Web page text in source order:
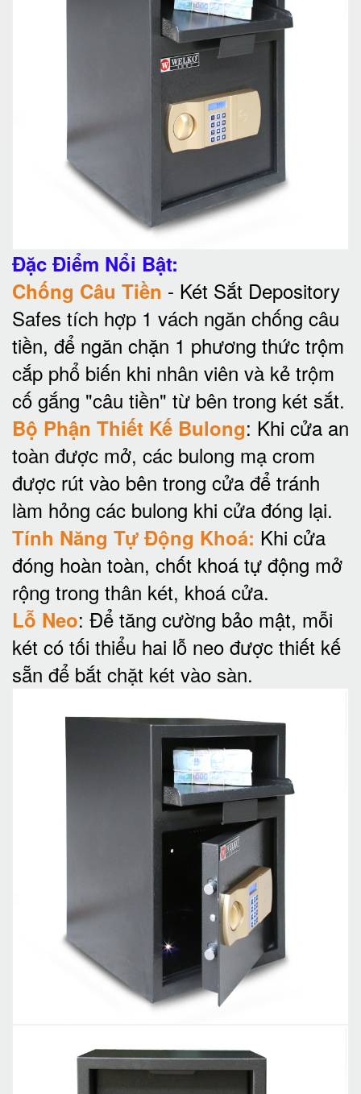
Đặc Điểm Nổi Bật:
Chống Câu Tiền - Két Sắt Depository
Safes tích hợp 1 vách ngăn chống câu
tiền, để ngăn chặn 1 phương thức trộm
cắp phổ biến khi nhân viên và kẻ trộm
cố gắng "câu tiền" từ bên trong két sắt.
Bộ Phận Thiết Kế Bulong: Khi cửa an
toàn được mở, các bulong mạ crom
được rút vào bên trong cửa để tránh
làm hỏng các bulong khi cửa đóng lại.
Tính Năng Tự Động Khoá: Khi cửa
đóng hoàn toàn, chốt khoá tự động mở
rộng trong thân két, khoá cửa.
Lỗ Neo: Để tăng cường bảo mật, mỗi
két có tối thiểu hai lỗ neo được thiết kế
sẵn để bắt chặt két vào sàn.